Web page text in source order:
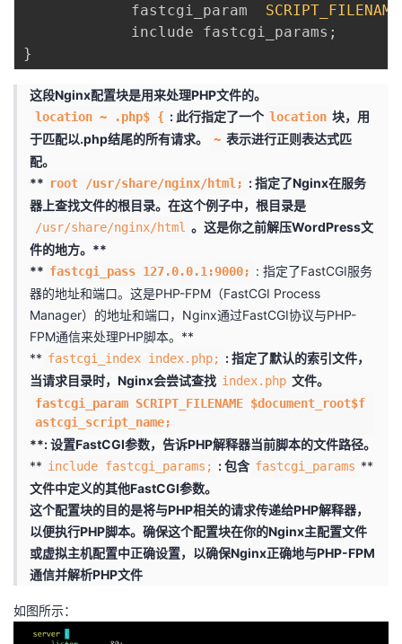
            fastcgi_param
SCRIPT_FILENAME
            include fastcgi_params
;
}
这段Nginx配置块是用来处理PHP文件的。
location ~ .php$ { : 此行指定了一个 location 块，用
于匹配以.php结尾的所有请求。
~ 表示进行正则表达式匹
配。
** root /usr/share/nginx/html; : 指定了Nginx在服务
器上查找文件的根目录。在这个例子中，根目录是
/usr/share/nginx/html 。这是你之前解压WordPress文
件的地方。**
** fastcgi_pass 127.0.0.1:9000; : 指定了FastCGI服务
器的地址和端口。这是PHP-FPM（FastCGI Process
Manager）的地址和端口，Nginx通过FastCGI协议与PHP-
FPM通信来处理PHP脚本。**
** fastcgi_index index.php; : 指定了默认的索引文件，
当请求目录时，Nginx会尝试查找 index.php 文件。
fastcgi_param SCRIPT_FILENAME $document_root$f
astcgi_script_name;
**: 设置FastCGI参数，告诉PHP解释器当前脚本的文件路径。
** include fastcgi_params; : 包含 fastcgi_params **
文件中定义的其他FastCGI参数。
这个配置块的目的是将与PHP相关的请求传递给PHP解释器，
以便执行PHP脚本。确保这个配置块在你的Nginx主配置文件
或虚拟主机配置中正确设置，以确保Nginx正确地与PHP-FPM
通信并解析PHP文件
如图所示：